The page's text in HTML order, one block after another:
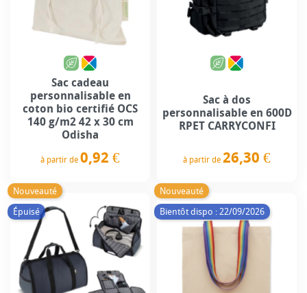
Sac cadeau
personnalisable en
coton bio certifié OCS
140 g/m2 42 x 30 cm
Odisha
à partir de 0,92 €
Sac à dos
personnalisable en 600D
RPET CARRYCONFI
à partir de 26,30 €
Nouveauté
Épuisé
Nouveauté
Bientôt dispo : 22/09/2026